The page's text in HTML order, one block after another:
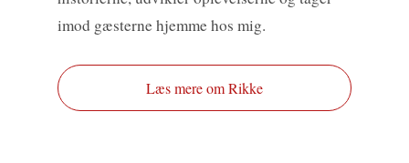
imod gæsterne hjemme hos mig.
Læs mere om Rikke